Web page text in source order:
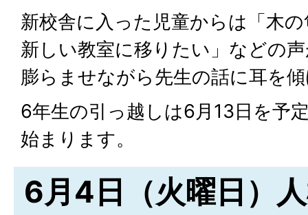
新校舎に入った児童からは「木
新しい教室に移りたい」などの
膨らませながら先生の話に耳を
6年生の引っ越しは6月13日を予
始まります。
6月4日（火曜日）